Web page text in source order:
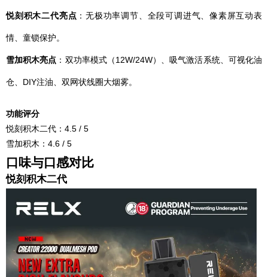
悦刻积木二代亮点 ：无极功率调节、全段可调进气、像素屏互动表
情、童锁保护。
雪加积木亮点 ：双功率模式（12W/24W）、吸气激活系统、可视化油
仓、DIY注油、双网状线圈大烟雾。
功能评分
悦刻积木二代：4.5 / 5
雪加积木：4.6 / 5
口味与口感对比
悦刻积木二代